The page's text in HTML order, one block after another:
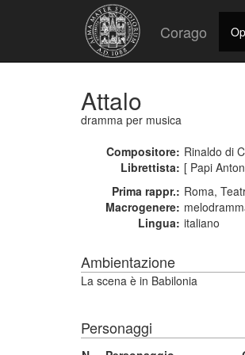
Corago
Attalo
dramma per musica
Compositore: Rinaldo di
Librettista: [ Papi
Prima rappr.: Roma,
Macrogenere:
Lingua: italiano
Ambientazione
La scena è in Babilonia
Personaggi